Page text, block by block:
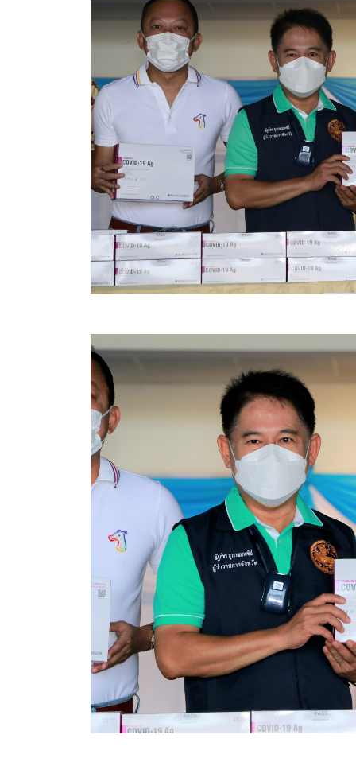
ข้อบัญญัติงบประมาณรายจ่ายประจำปี ของ อบจ.สุ
ข้อบัญญัติอื่นๆ ของ อบจ.สุพรรณบุรี
รายงานการประชุมสภา อบจ.สุพรรณบุรี
รายงานรายรับรายจ่าย อบจ.สุพรรณบุรี
รายงานการติดตามและประเมินผลแผนพัฒนาท้อง
สรุปผลการประเมินความพึงพอใจ
Document
คลินิกเซ็นเตอร์
แบบฟอร์มบริหารงานบุคคล
รายงานตรวจสอบภายใน
รายงานเครื่องจักรกล อบจ.
ศูนย์อำนวยการการเลือกตั้ง สมาชิกสภาและนายก
งานแผนการบริหารจัดการความเสี่ยงของ อบจ.สุพร